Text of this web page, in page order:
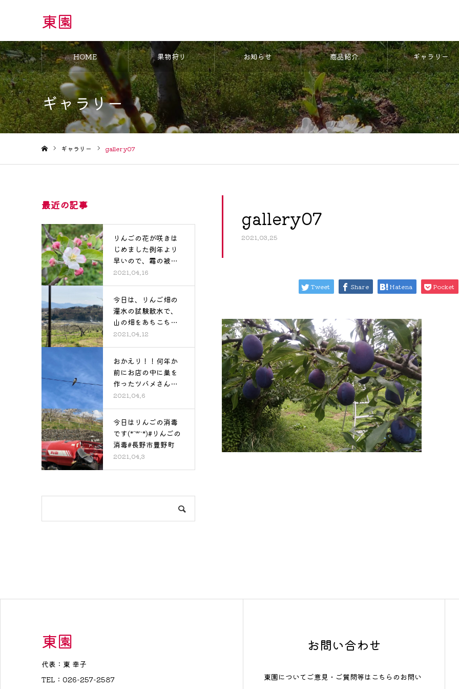
東園
HOME 果物狩り お知らせ 商品紹介 ギャラリー
ギャラリー
ギャラリー gallery07
gallery07
2021.03.25
Tweet Share Hatena Pocket
最近の記事
りんごの花が咲きは
じめました例年より
早いので、霜の被害
が心配！(>…
2021.04.16
今日は、りんご畑の
灌水の試験散水で、
山の畑をあちこち点
検しながら歩…
2021.04.12
おかえり！！何年か
前にお店の中に巣を
作ったツバメさん。
毎年扉を開け…
2021.04.6
今日はりんごの消毒
です(*´꒳`*)#りんごの
消毒#長野市豊野町
2021.04.3
東園
代表：東 幸子
TEL：026-257-2587
お問い合わせ
東園についてご意見・ご質問等はこちらのお問い